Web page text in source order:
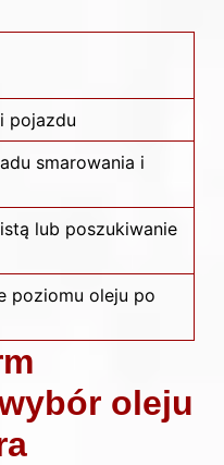
pojazdu
smarowania i
lub poszukiwanie
poziomu oleju po
oleju